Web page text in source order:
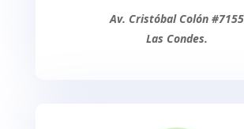
Av. Cristóbal Colón #7155
Las Condes.